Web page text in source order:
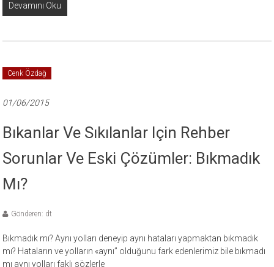
Devamını Oku
Cenk Özdağ
01/06/2015
Bıkanlar Ve Sıkılanlar Için Rehber
Sorunlar Ve Eski Çözümler: Bıkmadık
Mı?
Gönderen: dt
Bıkmadık mı? Aynı yolları deneyip aynı hataları yapmaktan bıkmadık
mı? Hataların ve yolların «aynı” olduğunu fark edenlerimiz bile bıkmadı
mı aynı yolları faklı sözlerle